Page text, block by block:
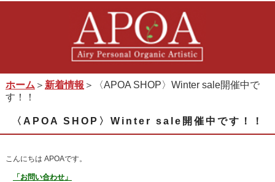
ホーム ＞ 新着情報 ＞〈APOA SHOP〉Winter sale開催中で
す！！
〈APOA SHOP〉Winter sale開催中です！！
こんにちは APOAです。
「お問い合わせ」